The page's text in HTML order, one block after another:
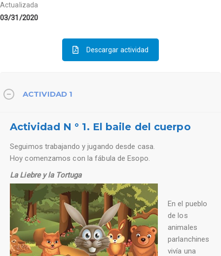
Actualizada
03/31/2020
Descargar actividad
ACTIVIDAD 1
Actividad N ° 1. El baile del cuerpo
Seguimos trabajando y jugando desde casa.
Hoy comenzamos con la fábula de Esopo.
La Liebre y la Tortuga
En el pueblo
de los
animales
parlanchines
vivía una